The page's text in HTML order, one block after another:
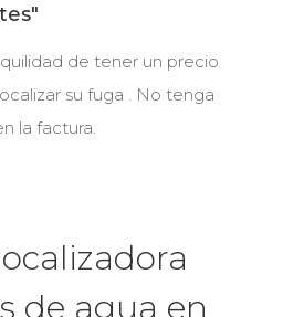
de tener un precio
su fuga . No tenga
la factura.
de agua en